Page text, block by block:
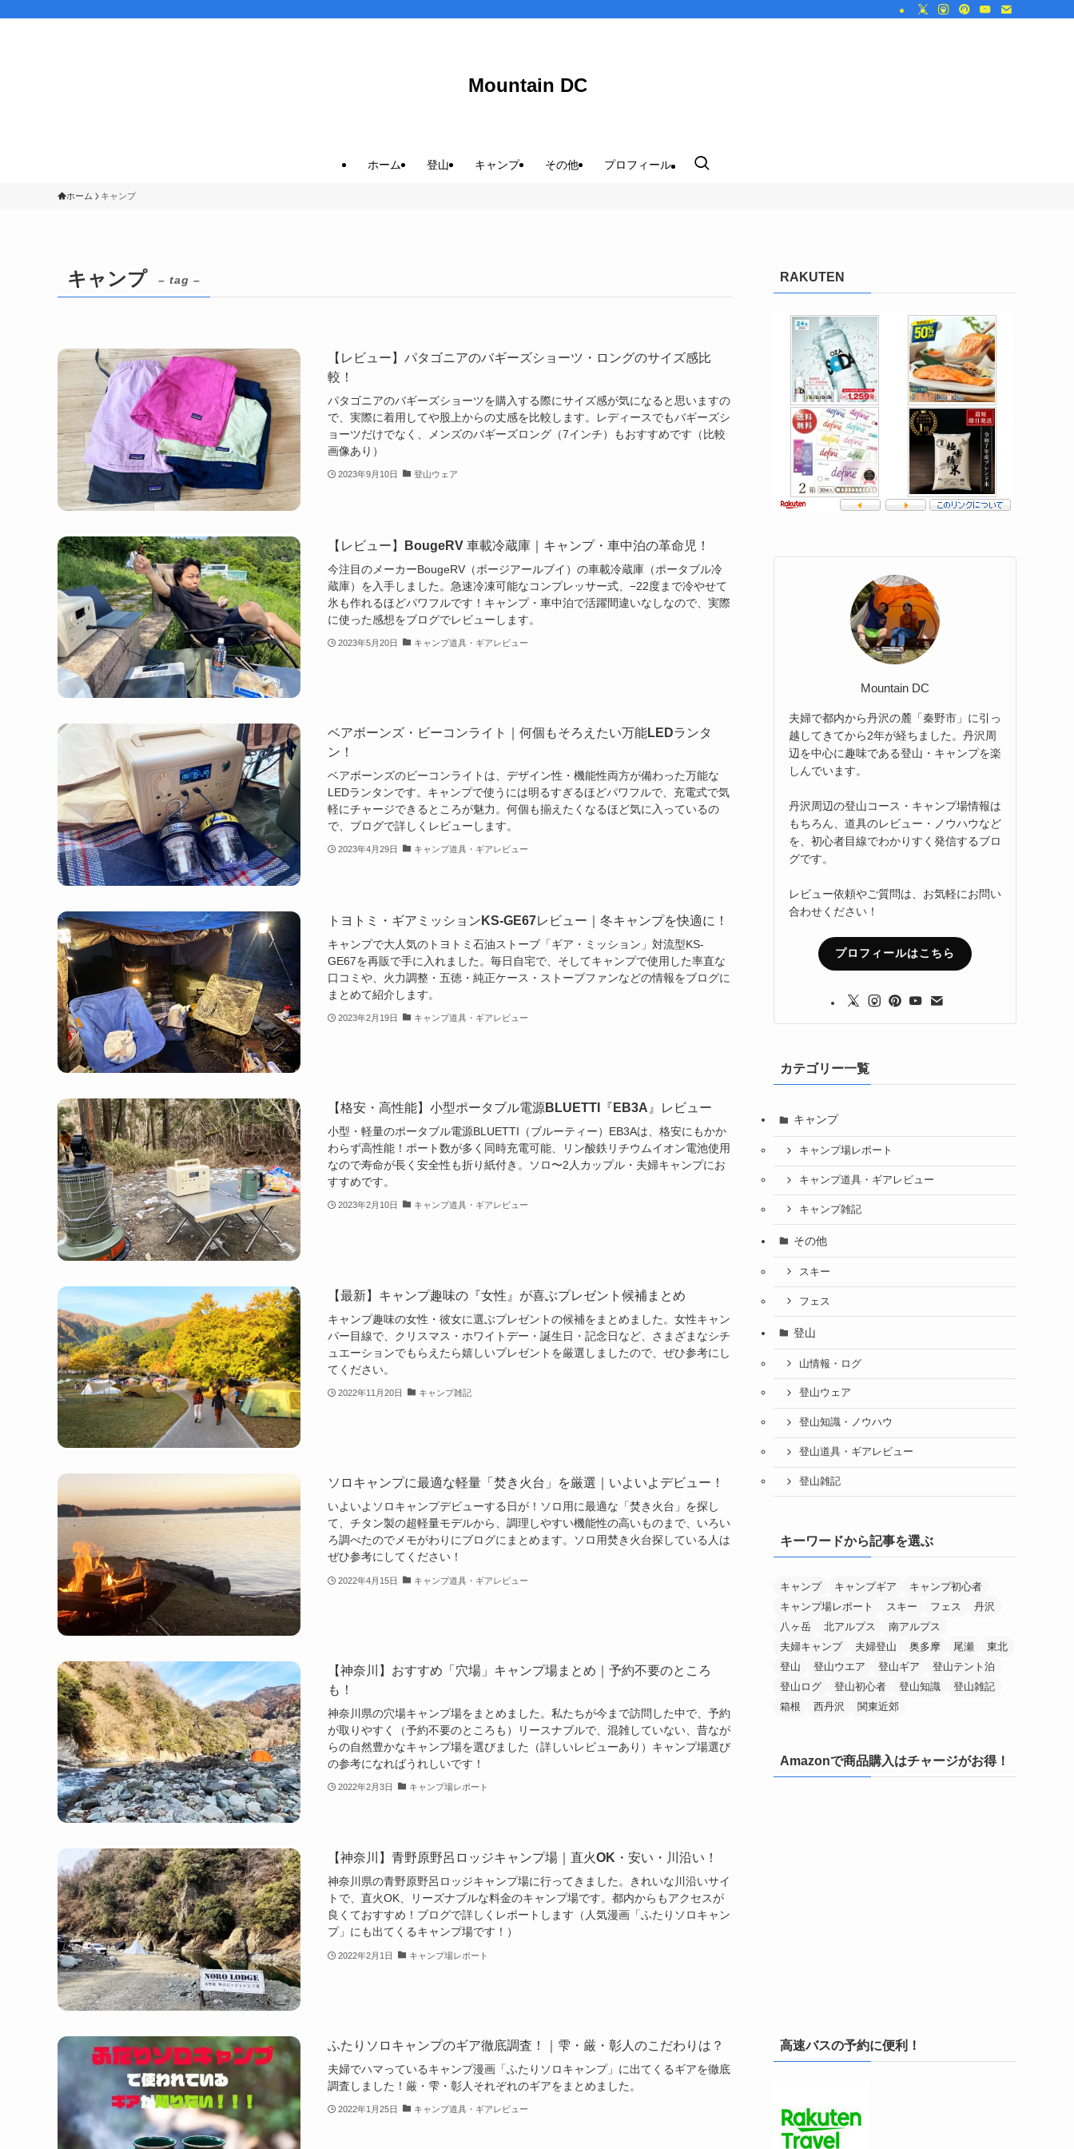
Mountain DC
ホーム 登山 キャンプ その他 プロフィール
ホーム キャンプ
キャンプ – tag –
【レビュー】パタゴニアのバギーズショーツ・ロングのサイズ感比
較！
パタゴニアのバギーズショーツを購入する際にサイズ感が気になると思いますの
で、実際に着用してや股上からの丈感を比較します。レディースでもバギーズシ
ョーツだけでなく、メンズのバギーズロング（7インチ）もおすすめです（比較
画像あり）
2023年9月10日 登山ウェア
【レビュー】BougeRV 車載冷蔵庫｜キャンプ・車中泊の革命児！
今注目のメーカーBougeRV（ボージアールブイ）の車載冷蔵庫（ポータブル冷
蔵庫）を入手しました。急速冷凍可能なコンプレッサー式、−22度まで冷やせて
氷も作れるほどパワフルです！キャンプ・車中泊で活躍間違いなしなので、実際
に使った感想をブログでレビューします。
2023年5月20日 キャンプ道具・ギアレビュー
ベアボーンズ・ビーコンライト｜何個もそろえたい万能LEDランタ
ン！
ベアボーンズのビーコンライトは、デザイン性・機能性両方が備わった万能な
LEDランタンです。キャンプで使うには明るすぎるほどパワフルで、充電式で気
軽にチャージできるところが魅力。何個も揃えたくなるほど気に入っているの
で、ブログで詳しくレビューします。
2023年4月29日 キャンプ道具・ギアレビュー
トヨトミ・ギアミッションKS-GE67レビュー｜冬キャンプを快適に！
キャンプで大人気のトヨトミ石油ストーブ「ギア・ミッション」対流型KS-
GE67を再販で手に入れました。毎日自宅で、そしてキャンプで使用した率直な
口コミや、火力調整・五徳・純正ケース・ストーブファンなどの情報をブログに
まとめて紹介します。
2023年2月19日 キャンプ道具・ギアレビュー
【格安・高性能】小型ポータブル電源BLUETTI『EB3A』レビュー
小型・軽量のポータブル電源BLUETTI（ブルーティー）EB3Aは、格安にもかか
わらず高性能！ポート数が多く同時充電可能、リン酸鉄リチウムイオン電池使用
なので寿命が長く安全性も折り紙付き。ソロ〜2人カップル・夫婦キャンプにお
すすめです。
2023年2月10日 キャンプ道具・ギアレビュー
【最新】キャンプ趣味の『女性』が喜ぶプレゼント候補まとめ
キャンプ趣味の女性・彼女に選ぶプレゼントの候補をまとめました。女性キャン
パー目線で、クリスマス・ホワイトデー・誕生日・記念日など、さまざまなシチ
ュエーションでもらえたら嬉しいプレゼントを厳選しましたので、ぜひ参考にし
てください。
2022年11月20日 キャンプ雑記
ソロキャンプに最適な軽量「焚き火台」を厳選｜いよいよデビュー！
いよいよソロキャンプデビューする日が！ソロ用に最適な「焚き火台」を探し
て、チタン製の超軽量モデルから、調理しやすい機能性の高いものまで、いろい
ろ調べたのでメモがわりにブログにまとめます。ソロ用焚き火台探している人は
ぜひ参考にしてください！
2022年4月15日 キャンプ道具・ギアレビュー
【神奈川】おすすめ「穴場」キャンプ場まとめ｜予約不要のところ
も！
神奈川県の穴場キャンプ場をまとめました。私たちが今まで訪問した中で、予約
が取りやすく（予約不要のところも）リースナブルで、混雑していない、昔なが
らの自然豊かなキャンプ場を選びました（詳しいレビューあり）キャンプ場選び
の参考になればうれしいです！
2022年2月3日 キャンプ場レポート
【神奈川】青野原野呂ロッジキャンプ場｜直火OK・安い・川沿い！
神奈川県の青野原野呂ロッジキャンプ場に行ってきました。きれいな川沿いサイ
トで、直火OK、リーズナブルな料金のキャンプ場です。都内からもアクセスが
良くておすすめ！ブログで詳しくレポートします（人気漫画「ふたりソロキャン
プ」にも出てくるキャンプ場です！）
2022年2月1日 キャンプ場レポート
ふたりソロキャンプのギア徹底調査！｜雫・厳・彰人のこだわりは？
夫婦でハマっているキャンプ漫画「ふたりソロキャンプ」に出てくるギアを徹底
調査しました！厳・雫・彰人それぞれのギアをまとめました。
2022年1月25日 キャンプ道具・ギアレビュー
RAKUTEN
Mountain DC
夫婦で都内から丹沢の麓「秦野市」に引っ
越してきてから2年が経ちました。丹沢周
辺を中心に趣味である登山・キャンプを楽
しんでいます。
丹沢周辺の登山コース・キャンプ場情報は
もちろん、道具のレビュー・ノウハウなど
を、初心者目線でわかりすく発信するブロ
グです。
レビュー依頼やご質問は、お気軽にお問い
合わせください！
プロフィールはこちら
カテゴリー一覧
キャンプ
キャンプ場レポート
キャンプ道具・ギアレビュー
キャンプ雑記
その他
スキー
フェス
登山
山情報・ログ
登山ウェア
登山知識・ノウハウ
登山道具・ギアレビュー
登山雑記
キーワードから記事を選ぶ
キャンプ キャンプギア
キャンプ初心者
キャンプ場レポート
スキー フェス
丹沢
八ヶ岳
北アルプス
南アルプス
夫婦キャンプ
夫婦登山 奥多摩 尾瀬
東北
登山
登山ウエア 登山ギア
登山テント泊
登山ログ
登山初心者 登山知識
登山雑記
箱根
西丹沢 関東近郊
Amazonで商品購入はチャージがお得！
高速バスの予約に便利！